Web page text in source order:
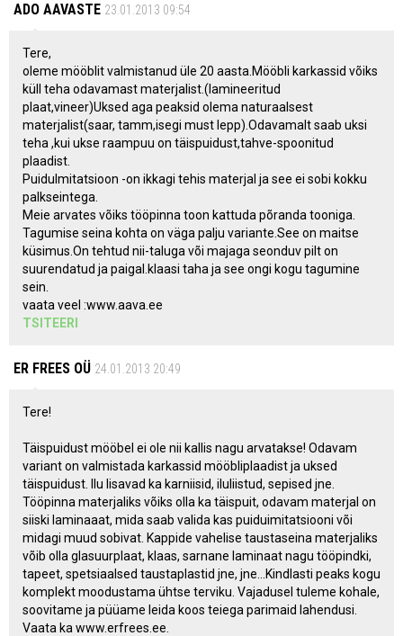
ADO AAVASTE 23.01.2013 09:54
Tere,
oleme mööblit valmistanud üle 20 aasta.Mööbli karkassid võiks
küll teha odavamast materjalist.(lamineeritud
plaat,vineer)Uksed aga peaksid olema naturaalsest
materjalist(saar, tamm,isegi must lepp).Odavamalt saab uksi
teha ,kui ukse raampuu on täispuidust,tahve-spoonitud
plaadist.
PuiduImitatsioon -on ikkagi tehis materjal ja see ei sobi kokku
palkseintega.
Meie arvates võiks tööpinna toon kattuda põranda tooniga.
Tagumise seina kohta on väga palju variante.See on maitse
küsimus.On tehtud nii-taluga või majaga seonduv pilt on
suurendatud ja paigal.klaasi taha ja see ongi kogu tagumine
sein.
vaata veel :www.aava.ee
TSITEERI
ER FREES OÜ 24.01.2013 20:49
Tere!
Täispuidust mööbel ei ole nii kallis nagu arvatakse! Odavam
variant on valmistada karkassid mööbliplaadist ja uksed
täispuidust. Ilu lisavad ka karniisid, iluliistud, sepised jne.
Tööpinna materjaliks võiks olla ka täispuit, odavam materjal on
siiski laminaaat, mida saab valida kas puiduimitatsiooni või
midagi muud sobivat. Kappide vahelise taustaseina materjaliks
võib olla glasuurplaat, klaas, sarnane laminaat nagu tööpindki,
tapeet, spetsiaalsed taustaplastid jne, jne...Kindlasti peaks kogu
komplekt moodustama ühtse terviku. Vajadusel tuleme kohale,
soovitame ja püüame leida koos teiega parimaid lahendusi.
Vaata ka www.erfrees.ee.